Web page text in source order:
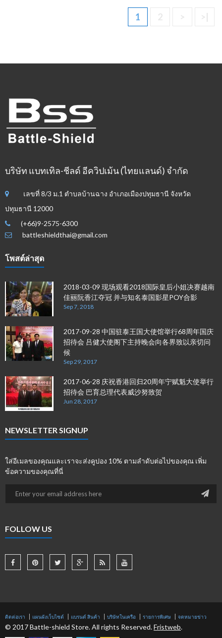
1
บริษัท แบทเทิล-ชีลด์ อีควิปเม้น (ไทยแลนด์) จำกัด
เลขที่ 8/3 ม.1 ตำบลบ้านฉาง อำเภอเมืองปทุมธานี จังหวัด
ปทุมธานี 12000
(+66)9-2575-6300
battleshieldthai@gmail.com
โพสต์ล่าสุด
2018-03-09 现场观看2018国际皇后小姐决赛越南
佳丽阮香江夺冠 并与知名泰国影星POY合影
Sep 7, 2018
2017-09-28 中国驻泰王国大使馆举行68周年国庆
招待会 吕健大使阁下主持晚会向各界致以亲切问
候
Sep 29, 2017
2017-06-28 庆祝香港回归20周年宁赋魁大使举行
招待会 巴育总理代表威沙努致贺
Jun 28, 2017
NEWSLETTER SIGNUP
ใส่อีเมลของคุณและเราจะส่งคูปอง 10% ตามลำดับต่อไปของคุณ เพิ่ม
ข้อความของคุณที่นี่
FOLLOW US
ติดต่อเรา แผนผังเว็บไซต์ แบรนด์ สินค้า บริษัทในเครือ รายการพิเศษ จดหมายข่าว
© 2017 Battle-shield Store. All rights Reserved.Fristweb.